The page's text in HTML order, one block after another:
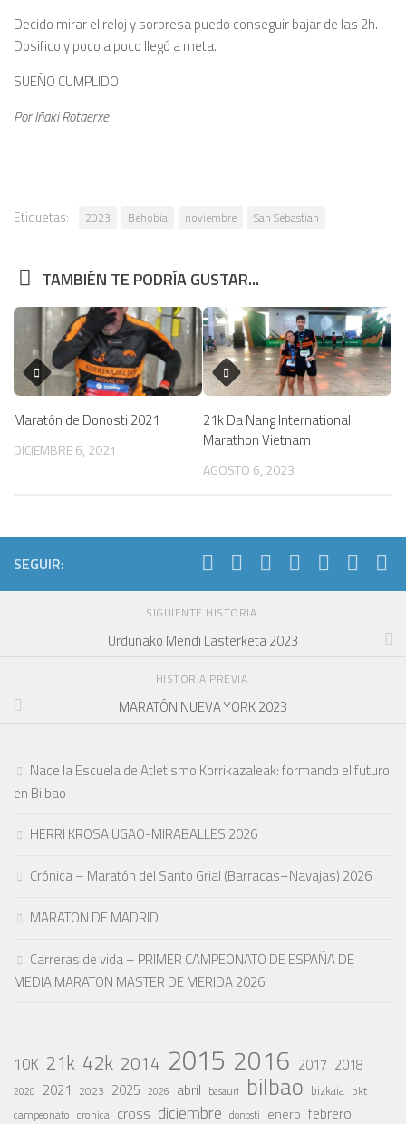
Decido mirar el reloj y sorpresa puedo conseguir bajar de las 2h.
Dosifico y poco a poco llegó a meta.
SUEÑO CUMPLIDO
Por Iñaki Rotaerxe
Etiquetas: 2023 Behobia noviembre San Sebastian
TAMBIÉN TE PODRÍA GUSTAR...
Maratón de Donosti 2021
DICIEMBRE 6, 2021
21k Da Nang International
Marathon Vietnam
AGOSTO 6, 2023
SEGUIR:
SIGUIENTE HISTORIA
Urduñako Mendi Lasterketa 2023
HISTORIA PREVIA
MARATÓN NUEVA YORK 2023
Nace la Escuela de Atletismo Korrikazaleak: formando el futuro
en Bilbao
HERRI KROSA UGAO-MIRABALLES 2026
Crónica – Maratón del Santo Grial (Barracas–Navajas) 2026
MARATON DE MADRID
Carreras de vida – PRIMER CAMPEONATO DE ESPAÑA DE
MEDIA MARATON MASTER DE MERIDA 2026
10K 21k 42k 2014 2015 2016 2017 2018
2020 2021 2023 2025 2026 abril basauri bilbao bizkaia bkt
campeonato cronica cross diciembre donosti enero febrero